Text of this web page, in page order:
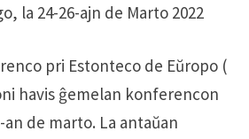
la 24-26-ajn de Marto 2022
pri Estonteco de Eŭropo (
havis ĝemelan konferencon
de marto. La antaŭan